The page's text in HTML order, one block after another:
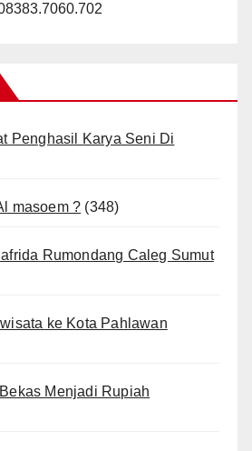
Penghasil Karya Seni Di
masoem ? (348)
Rumondang Caleg Sumut
ke Kota Pahlawan
Menjadi Rupiah